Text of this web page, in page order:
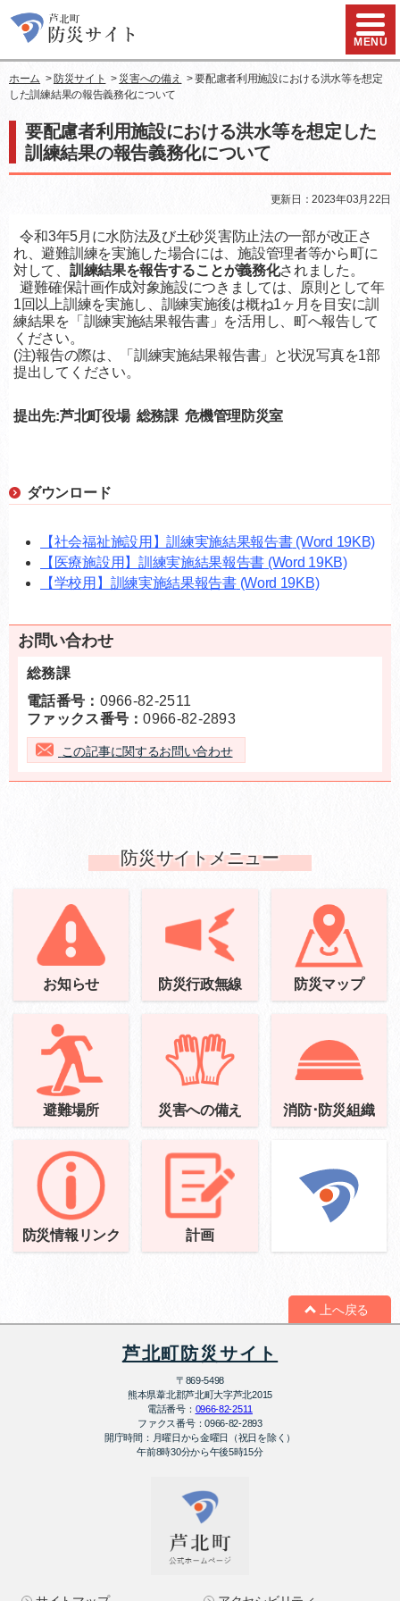
ハンバ
MENU
ホーム > 防災サイト > 災害への備え
> 要配慮者利用施設における洪水等を想定
した訓練結果の報告義務化について
要配慮者利用施設における洪水等を想定した
訓練結果の報告義務化について
更新日：2023年03月22日
令和3年5月に水防法及び土砂災害防止法の一部が改正さ
れ、避難訓練を実施した場合には、施設管理者等から町に
対して、 訓練結果を報告することが義務化されました。
避難確保計画作成対象施設につきましては、原則として年
1回以上訓練を実施し、訓練実施後は概ね1ヶ月を目安に訓
練結果を「訓練実施結果報告書」を活用し、町へ報告して
ください。
(注)報告の際は、「訓練実施結果報告書」と状況写真を1部
提出してください。
提出先:芦北町役場 総務課 危機管理防災室
ダウンロード
【社会福祉施設用】訓練実施結果報告書(Word 19KB)
【医療施設用】訓練実施結果報告書 (Word 19KB)
【学校用】訓練実施結果報告書(Word 19KB)
お問い合わせ
総務課
電話番号： 0966-82-2511
ファックス番号：0966-82-2893
この記事に関するお問い合わせ
防災サイトメニュー
お知らせ 防災行政無線 防災マップ
避難場所 災害への備え 消防･防災組織
防災情報リンク 計画
芦北町防災サイト
〒869-5498
熊本県葦北郡芦北町大字芦北2015
電話番号： 0966-82-2511
ファクス番号：0966-82-2893
開庁時間： 月曜日から金曜日（祝日を除く）
午前8時30分から午後5時15分
上へ戻る